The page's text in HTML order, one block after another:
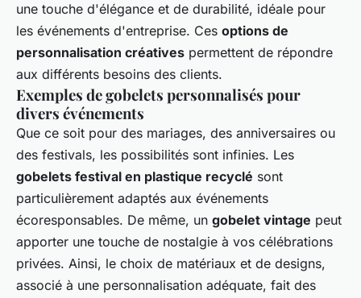
une touche d'élégance et de durabilité, idéale pour
les événements d'entreprise. Ces options de
personnalisation créatives permettent de répondre
aux différents besoins des clients.
Exemples de gobelets personnalisés pour
divers événements
Que ce soit pour des mariages, des anniversaires ou
des festivals, les possibilités sont infinies. Les
gobelets festival en plastique recyclé sont
particulièrement adaptés aux événements
écoresponsables. De même, un gobelet vintage peut
apporter une touche de nostalgie à vos célébrations
privées. Ainsi, le choix de matériaux et de designs,
associé à une personnalisation adéquate, fait des